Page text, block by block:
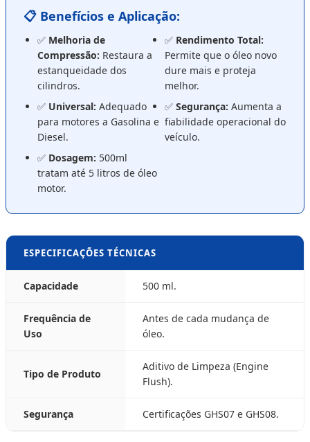
📋 Benefícios e Aplicação:
✅ Melhoria de
Compressão: Restaura a
estanqueidade dos
cilindros.
✅ Rendimento Total:
Permite que o óleo novo
dure mais e proteja
melhor.
✅ Universal: Adequado
para motores a Gasolina e
Diesel.
✅ Segurança: Aumenta a
fiabilidade operacional do
veículo.
✅ Dosagem: 500ml
tratam até 5 litros de óleo
motor.
ESPECIFICAÇÕES TÉCNICAS
Capacidade 500 ml.
Frequência de
Uso
Antes de cada mudança de
óleo.
Tipo de Produto
Aditivo de Limpeza (Engine
Flush).
Segurança Certificações GHS07 e GHS08.